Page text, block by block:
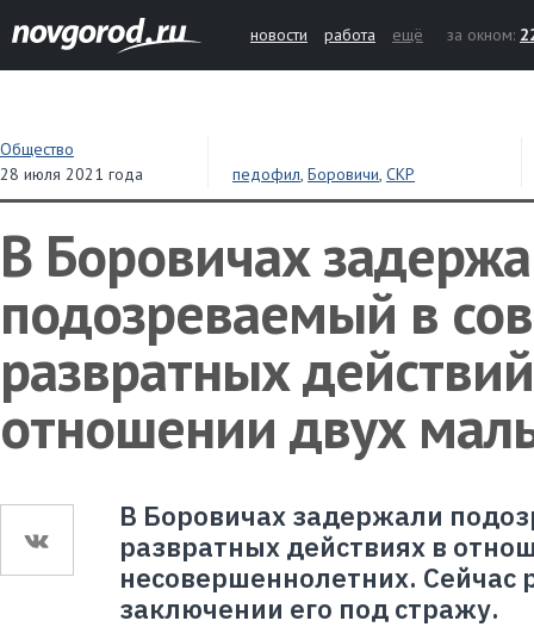
новости работа ещё за окном:
Общество
28 июля 2021 года
педофил, Боровичи, СКР
В Боровичах
подозреваемый в
развратных
отношении двух
В Боровичах задержали
развратных действиях в
несовершеннолетних. Сейчас
заключении его под стражу.